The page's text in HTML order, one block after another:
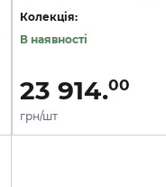
Колекція:
В наявності
23 914.00
грн/шт